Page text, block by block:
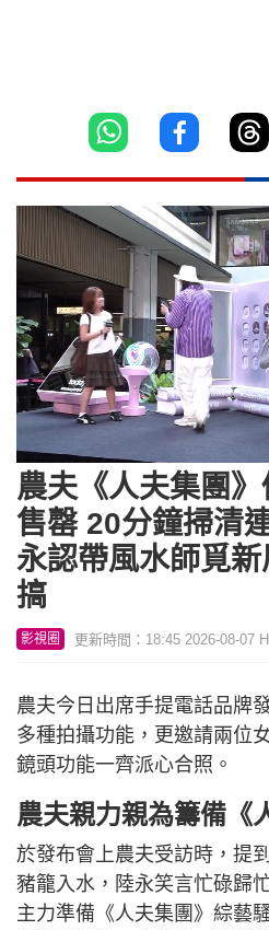
7.05%
農夫《人夫集團
售罄 20分鐘掃清
永認帶風水師覓
搞
影視圈 更新時間：18:45 2026-08-07
農夫今日出席手提電話品牌
多種拍攝功能，更邀請兩位
鏡頭功能一齊派心合照。
農夫親力親為籌備《
於發布會上農夫受訪時，提
豬籠入水，陸永笑言忙碌歸
主力準備《人夫集團》綜藝